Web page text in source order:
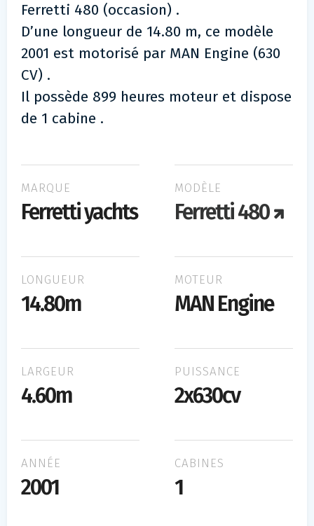
Ferretti 480 (occasion) .
D’une longueur de 14.80 m, ce modèle
2001 est motorisé par MAN Engine (630
CV) .
Il possède 899 heures moteur et dispose
de 1 cabine .
MARQUE
Ferretti yachts
MODÈLE
Ferretti 480
LONGUEUR
14.80m
MOTEUR
MAN Engine
LARGEUR
4.60m
PUISSANCE
2x630cv
ANNÉE
2001
CABINES
1